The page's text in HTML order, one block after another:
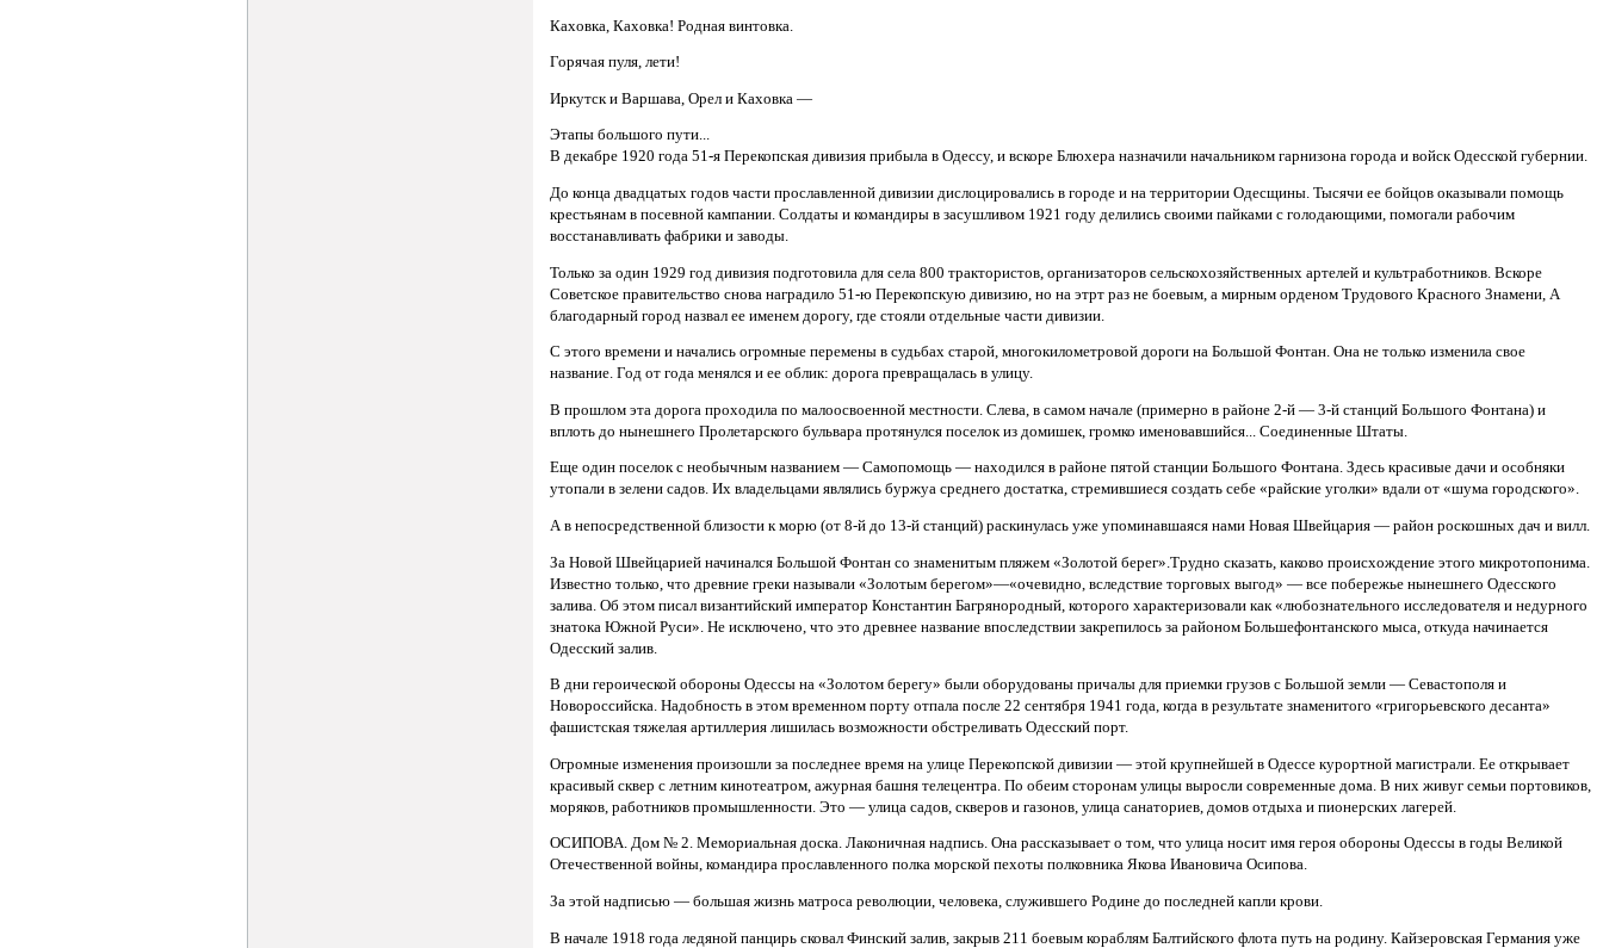
Каховка, Каховка! Родная винтовка.
Горячая пуля, лети!
Иркутск и Варшава, Орел и Каховка —
Этапы большого пути...
В декабре 1920 года 51-я Перекопская дивизия прибыла в Одессу, и вскоре Блюхера назначили начальником гарнизона города и войск Одесской губернии.
До конца двадцатых годов части прославленной дивизии дислоцировались в городе и на территории Одесщины. Тысячи ее бойцов оказывали помощь
крестьянам в посевной кампании. Солдаты и командиры в засушливом 1921 году делились своими пайками с голодающими, помогали рабочим
восстанавливать фабрики и заводы.
Только за один 1929 год дивизия подготовила для села 800 трактористов, организаторов сельскохозяйственных артелей и культработников. Вскоре
Советское правительство снова наградило 51-ю Перекопскую дивизию, но на этрт раз не боевым, а мирным орденом Трудового Красного Знамени, А
благодарный город назвал ее именем дорогу, где стояли отдельные части дивизии.
С этого времени и начались огромные перемены в судьбах старой, многокилометровой дороги на Большой Фонтан. Она не только изменила свое
название. Год от года менялся и ее облик: дорога превращалась в улицу.
В прошлом эта дорога проходила по малоосвоенной местности. Слева, в самом начале (примерно в районе 2-й — 3-й станций Большого Фонтана) и
вплоть до нынешнего Пролетарского бульвара протянулся поселок из домишек, громко именовавшийся... Соединенные Штаты.
Еще один поселок с необычным названием — Самопомощь — находился в районе пятой станции Большого Фонтана. Здесь красивые дачи и особняки
утопали в зелени садов. Их владельцами являлись буржуа среднего достатка, стремившиеся создать себе «райские уголки» вдали от «шума городского».
А в непосредственной близости к морю (от 8-й до 13-й станций) раскинулась уже упоминавшаяся нами Новая Швейцария — район роскошных дач и вилл.
За Новой Швейцарией начинался Большой Фонтан со знаменитым пляжем «Золотой берег».Трудно сказать, каково происхождение этого микротопонима.
Известно только, что древние греки называли «Золотым берегом»—«очевидно, вследствие торговых выгод» — все побережье нынешнего Одесского
залива. Об этом писал византийский император Константин Багрянородный, которого характеризовали как «любознательного исследователя и недурного
знатока Южной Руси». Не исключено, что это древнее название впоследствии закрепилось за районом Большефонтанского мыса, откуда начинается
Одесский залив.
В дни героической обороны Одессы на «Золотом берегу» были оборудованы причалы для приемки грузов с Большой земли — Севастополя и
Новороссийска. Надобность в этом временном порту отпала после 22 сентября 1941 года, когда в результате знаменитого «григорьевского десанта»
фашистская тяжелая артиллерия лишилась возможности обстреливать Одесский порт.
Огромные изменения произошли за последнее время на улице Перекопской дивизии — этой крупнейшей в Одессе курортной магистрали. Ее открывает
красивый сквер с летним кинотеатром, ажурная башня телецентра. По обеим сторонам улицы выросли современные дома. В них живуг семьи портовиков,
моряков, работников промышленности. Это — улица садов, скверов и газонов, улица санаториев, домов отдыха и пионерских лагерей.
ОСИПОВА. Дом № 2. Мемориальная доска. Лаконичная надпись. Она рассказывает о том, что улица носит имя героя обороны Одессы в годы Великой
Отечественной войны, командира прославленного полка морской пехоты полковника Якова Ивановича Осипова.
За этой надписью — большая жизнь матроса революции, человека, служившего Родине до последней капли крови.
В начале 1918 года ледяной панцирь сковал Финский залив, закрыв 211 боевым кораблям Балтийского флота путь на родину. Кайзеровская Германия уже